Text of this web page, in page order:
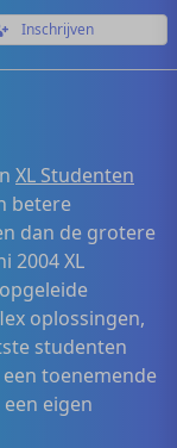
Inschrijven
XL Studenten
betere
dan de grotere
2004 XL
oplossingen,
studenten
toenemende
eigen